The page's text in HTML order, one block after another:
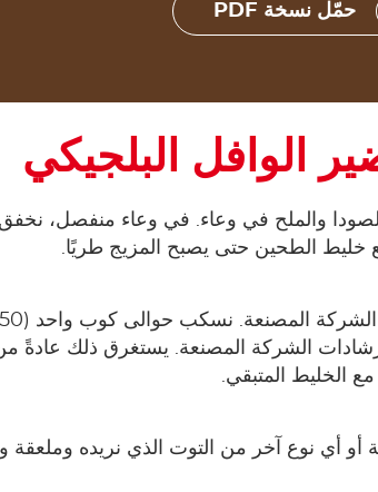
حمّل نسخة PDF
الوافل البلجيكي
والملح في وعاء. في وعاء منفصل،
خليط الطحين حتى يصبح المزيج طريًا.
الخليط المتبقي.